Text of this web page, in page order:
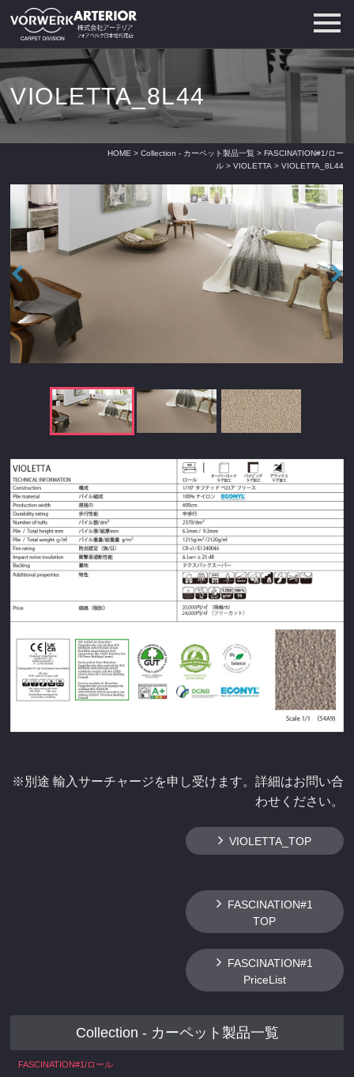
VIOLETTA_8L44
HOME > Collection - カーペット製品一覧> FASCINATION#1/ロー
ル> VIOLETTA > VIOLETTA_8L44
※別途 輸入サーチャージを申し受けます。詳細はお問い合
わせください。
VIOLETTA_TOP
FASCINATION#1
TOP
FASCINATION#1
PriceList
Collection - カーペット製品一覧
FASCINATION#1/ロール